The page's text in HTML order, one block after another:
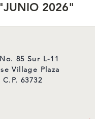
2026"
85 Sur L-11
Village Plaza
63732